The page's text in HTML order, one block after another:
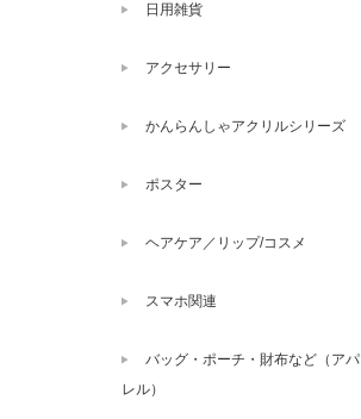
日用雑貨
アクセサリー
かんらんしゃアクリルシリーズ
ポスター
ヘアケア／リップ/コスメ
スマホ関連
バッグ・ポーチ・財布など（アパ
レル）